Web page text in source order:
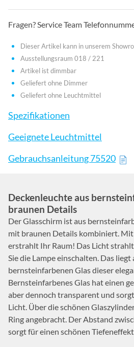
Fragen? Service Team
Dieser Artikel kann in unserem
Ausstellungsraum 018 / 221
Artikel ist dimmbar
Geliefert ohne Dimmer
Geliefert ohne Leuchtmittel
Spezifikationen
Geeignete Leuchtmittel
Gebrauchsanleitung 75520
Deckenleuchte aus
braunen Details
Der Glasschirm ist aus
mit braunen Details kombiniert.
erstrahlt Ihr Raum! Das Licht
Sie die Lampe einschalten. Das liegt
bernsteinfarbenen Glas dieser
Bernsteinfarbenes Glas hat einen
aber dennoch transparent und
Licht. Über die schönen
Ring angebracht. Der Abstand
sorgt für einen schönen